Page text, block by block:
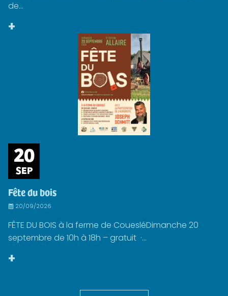
de...
+
20
SEP
Fête du bois
20/09/2026
FÊTE DU BOIS à la ferme de CouesléDimanche 20
septembre de 10h à 18h – gratuit ·...
+